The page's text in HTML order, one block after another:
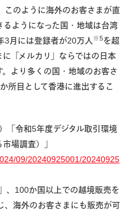
このように海外のお客さまが直
ようになった国・地域は台湾
3月には登録者が20万人 ※5を超
「メルカリ」ならではの日本
より多くの国・地域のお客さ
所目として香港に進出するこ
「令和5年度デジタル取引環境
場調査）」
09/20240925001/20240925
、100か国以上での越境販売を
、海外のお客さまにも販売が可